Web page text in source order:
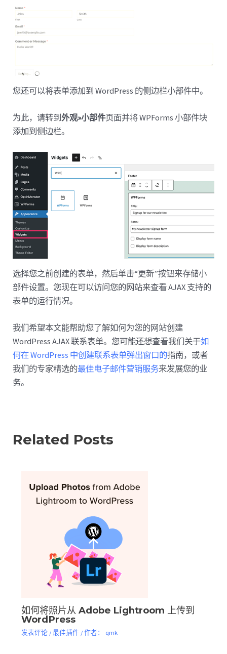
您还可以将表单添加到 WordPress 的侧边栏小部件中。
为此，请转到外观»小部件页面并将 WPForms 小部件块
添加到侧边栏。
选择您之前创建的表单，然后单击“更新”按钮来存储小
部件设置。您现在可以访问您的网站来查看 AJAX 支持的
表单的运行情况。
我们希望本文能帮助您了解如何为您的网站创建
WordPress AJAX 联系表单。您可能还想查看我们关于如
何在 WordPress 中创建联系表单弹出窗口的指南，或者
我们的专家精选的最佳电子邮件营销服务来发展您的业
务。
Related Posts
如何将照片从 Adob​​e Lightroom 上传到
WordPress
发表评论 /最佳插件/ 作者： qmk